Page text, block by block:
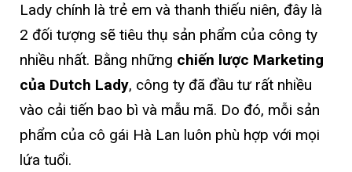
Lady chính là trẻ em và thanh thiếu niên, đây là
2 đối tượng sẽ tiêu thụ sản phẩm của công ty
nhiều nhất. Bằng những chiến lược Marketing
của Dutch Lady, công ty đã đầu tư rất nhiều
vào cải tiến bao bì và mẫu mã. Do đó, mỗi sản
phẩm của cô gái Hà Lan luôn phù hợp với mọi
lứa tuổi.